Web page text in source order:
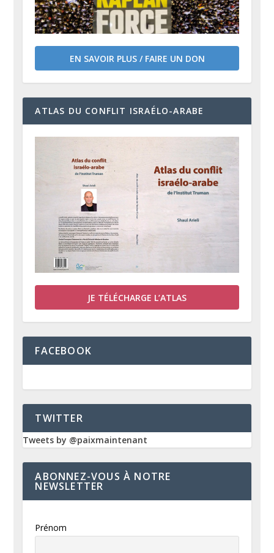
EN SAVOIR PLUS / FAIRE UN DON
ATLAS DU CONFLIT ISRAÉLO-ARABE
JE TÉLÉCHARGE L’ATLAS
FACEBOOK
TWITTER
Tweets by @paixmaintenant
ABONNEZ-VOUS À NOTRE
NEWSLETTER
Prénom